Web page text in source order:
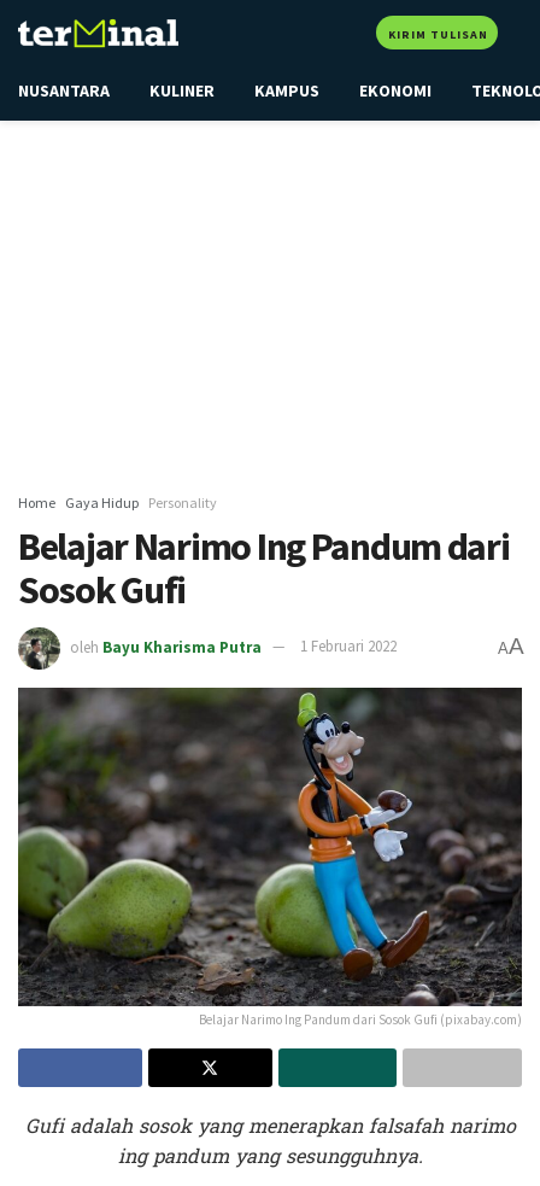
KIRIM TULISAN
NUSANTARA KULINER KAMPUS EKONOMI
Home Gaya Hidup Personality
Belajar Narimo Ing Pandum dari
Sosok Gufi
oleh Bayu Kharisma Putra 1 Februari 2022 AA
Belajar Narimo Ing Pandum dari Sosok Gufi (pixabay.com)
Gufi adalah sosok yang menerapkan falsafah narimo
ing pandum yang sesungguhnya.